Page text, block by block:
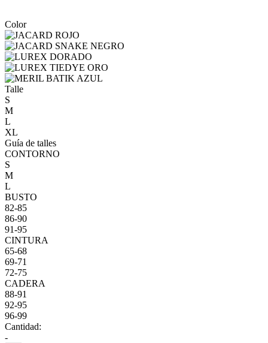
Color
Talle
S
M
L
XL
Guía de talles
CONTORNO
S
M
L
BUSTO
82-85
86-90
91-95
CINTURA
65-68
69-71
72-75
CADERA
88-91
92-95
96-99
Cantidad:
-